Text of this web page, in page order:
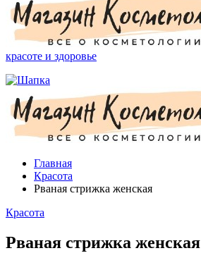
красоте и здоровье
Главная
Красота
Рваная стрижка женская
Красота
Рваная стрижка женская